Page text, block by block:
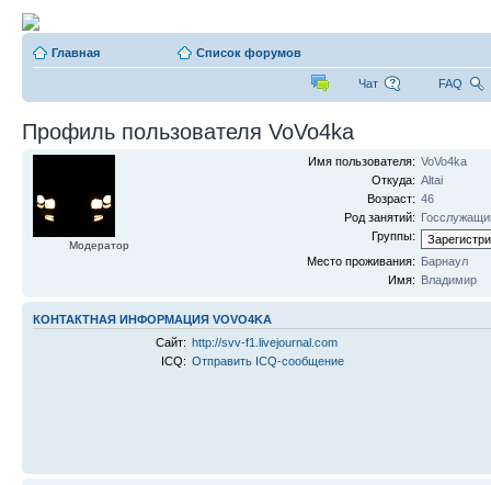
Главная Список форумов
Чат FAQ
Профиль пользователя VoVo4ka
Модератор
Имя пользователя: VoVo4ka
Откуда: Altai
Возраст: 46
Род занятий:
Группы:
Место проживания: Барнаул
Имя: Владимир
КОНТАКТНАЯ ИНФОРМАЦИЯ VOVO4KA
Сайт: http://svv-f1.livejournal.com
ICQ: Отправить ICQ-сообщение